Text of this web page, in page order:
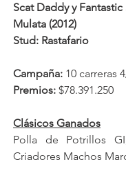
Scat Daddy y
Mulata (2012)
Stud: Rastafario
Campaña: 10 carreras
Premios: $78.391.250
Clásicos Ganados
Polla de Potrillos
Criadores Machos